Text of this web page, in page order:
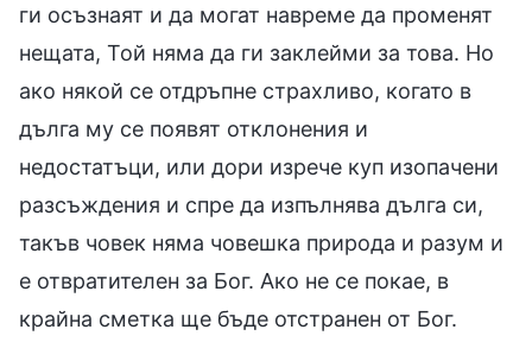
ги осъзнаят и да могат навреме да променят
нещата, Той няма да ги заклейми за това. Но
ако някой се отдръпне страхливо, когато в
дълга му се появят отклонения и
недостатъци, или дори изрече куп изопачени
разсъждения и спре да изпълнява дълга си,
такъв човек няма човешка природа и разум и
е отвратителен за Бог. Ако не се покае, в
крайна сметка ще бъде отстранен от Бог.